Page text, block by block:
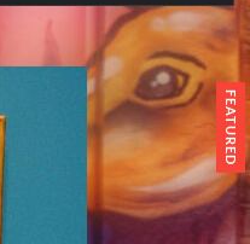
FEATURED